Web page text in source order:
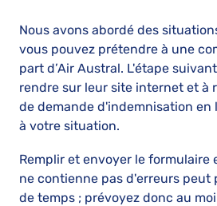
Nous avons abordé des
vous pouvez prétendre à une
part d’Air Austral. L'étape
rendre sur leur site internet et à
de demande d'indemnisation
à votre situation.
Remplir et envoyer le formulaire
ne contienne pas d'erreurs peut
de temps ; prévoyez donc au